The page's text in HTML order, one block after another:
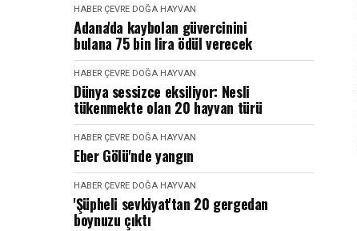
HABER ÇEVRE DOĞA HAYVAN
Adana'da kaybolan güvercinini
bulana 75 bin lira ödül verecek
HABER ÇEVRE DOĞA HAYVAN
Dünya sessizce eksiliyor: Nesli
tükenmekte olan 20 hayvan türü
HABER ÇEVRE DOĞA HAYVAN
Eber Gölü'nde yangın
HABER ÇEVRE DOĞA HAYVAN
'Şüpheli sevkiyat'tan 20 gergedan
boynuzu çıktı